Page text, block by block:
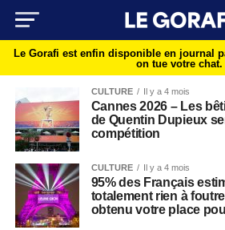
Le Gorafi est enfin disponible en journal
on tue votre chat.
CULTURE Il y a 4 mois
Cannes 2026 – Les
de Quentin Dupieux
compétition
CULTURE Il y a 4 mois
95% des Français
totalement rien à
obtenu votre place